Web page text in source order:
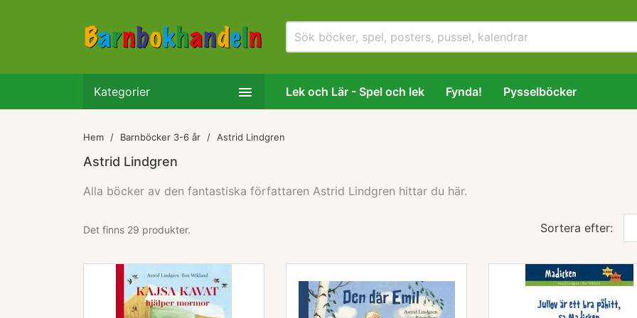
Kategorier  Lek och Lär - Spel och lek Fynda! Pysselböcker
Hem Barnböcker 3-6 år Astrid Lindgren
Astrid Lindgren
Alla böcker av den fantastiska författaren Astrid Lindgren hittar du här.
Det finns 29 produkter. Sortera efter: